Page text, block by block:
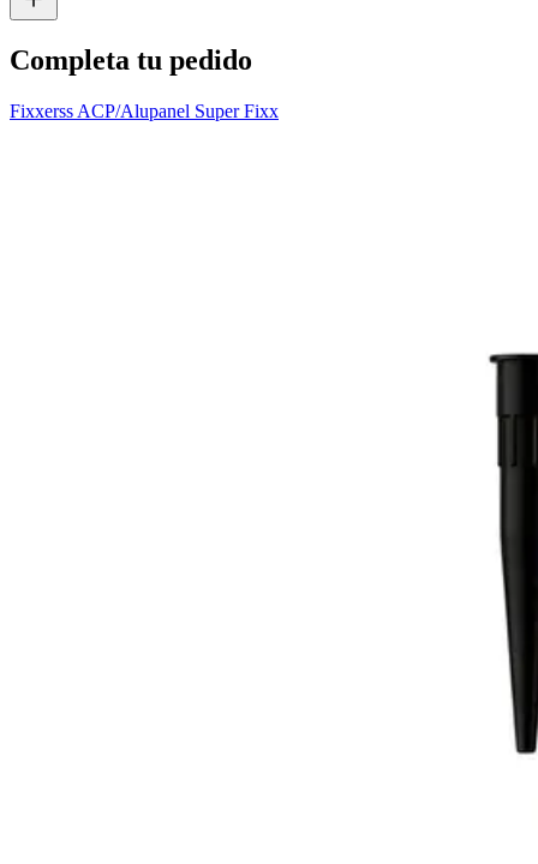
Completa tu pedido
Fixxerss ACP/Alupanel Super Fixx